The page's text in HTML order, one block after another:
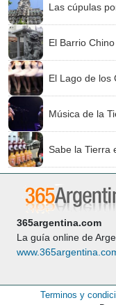
Las cúpulas
El Barrio
El Lago de los
Música de la
Sabe la Tierra
365argentina.com
La guía online de
Terminos y